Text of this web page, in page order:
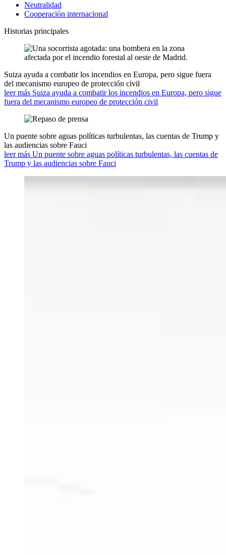
Neutralidad
Cooperación internacional
Historias principales
Suiza ayuda a combatir los incendios en Europa, pero sigue fuera
del mecanismo europeo de protección civil
leer más Suiza ayuda a combatir los incendios en Europa, pero sigue
fuera del mecanismo europeo de protección civil
Un puente sobre aguas políticas turbulentas, las cuentas de Trump y
las audiencias sobre Fauci
leer más Un puente sobre aguas políticas turbulentas, las cuentas de
Trump y las audiencias sobre Fauci